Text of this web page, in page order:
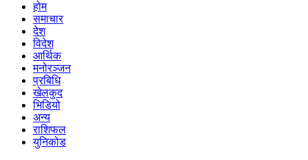
होम
समाचार
देश
विदेश
आर्थिक
मनोरञ्जन
प्रबिधि
खेलकुद
भिडियो
अन्य
राशिफल
युनिकोड